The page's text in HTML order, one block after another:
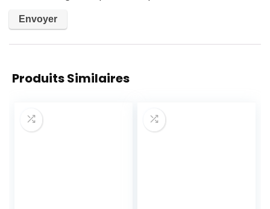
Produits Similaires